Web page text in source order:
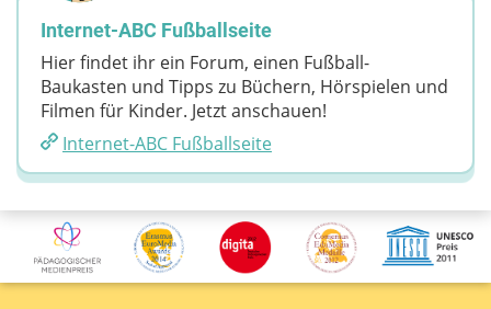
Internet-ABC Fußballseite
Hier findet ihr ein Forum, einen Fußball-
Baukasten und Tipps zu Büchern, Hörspielen und
Filmen für Kinder. Jetzt anschauen!
Internet-ABC Fußballseite